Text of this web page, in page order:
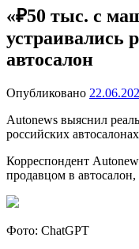
«₽50 тыс. с
устраивались
автосалон
Опубликовано
Autonews выяснил
российских автосалонах
Корреспондент
продавцом в
Фото: ChatGPT